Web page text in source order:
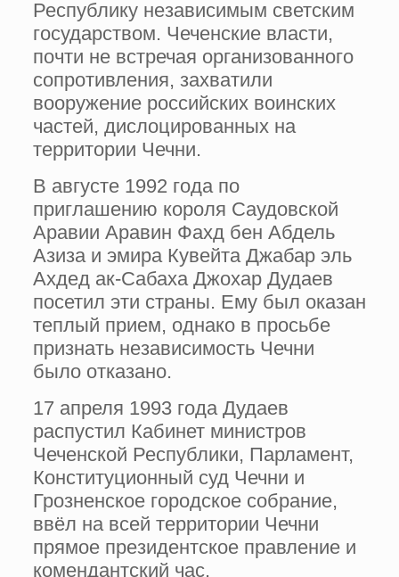
Республику независимым светским
государством. Чеченские власти,
почти не встречая организованного
сопротивления, захватили
вооружение российских воинских
частей, дислоцированных на
территории Чечни.
В августе 1992 года по
приглашению короля Саудовской
Аравии Аравин Фахд бен Абдель
Азиза и эмира Кувейта Джабар эль
Ахдед ак-Сабаха Джохар Дудаев
посетил эти страны. Ему был оказан
теплый прием, однако в просьбе
признать независимость Чечни
было отказано.
17 апреля 1993 года Дудаев
распустил Кабинет министров
Чеченской Республики, Парламент,
Конституционный суд Чечни и
Грозненское городское собрание,
ввёл на всей территории Чечни
прямое президентское правление и
комендантский час.